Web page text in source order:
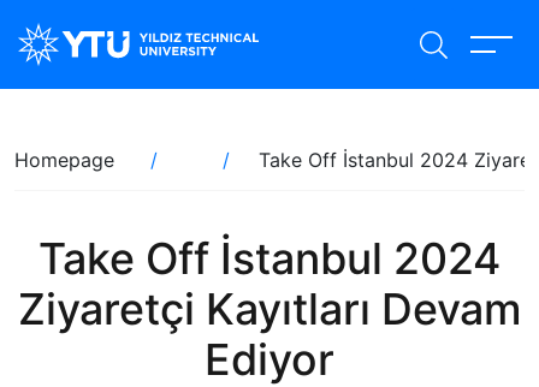
to
main
Breadcrumb
Homepage Take Off İstanbul 2024
Take Off İstanbul 2024
Ziyaretçi Kayıtları Devam
Ediyor